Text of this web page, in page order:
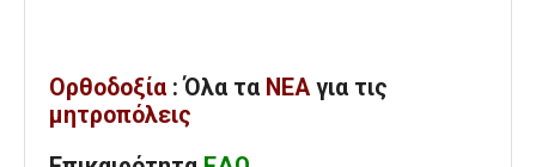
Ορθοδοξία : Όλα τα ΝΕΑ για τις
μητροπόλεις